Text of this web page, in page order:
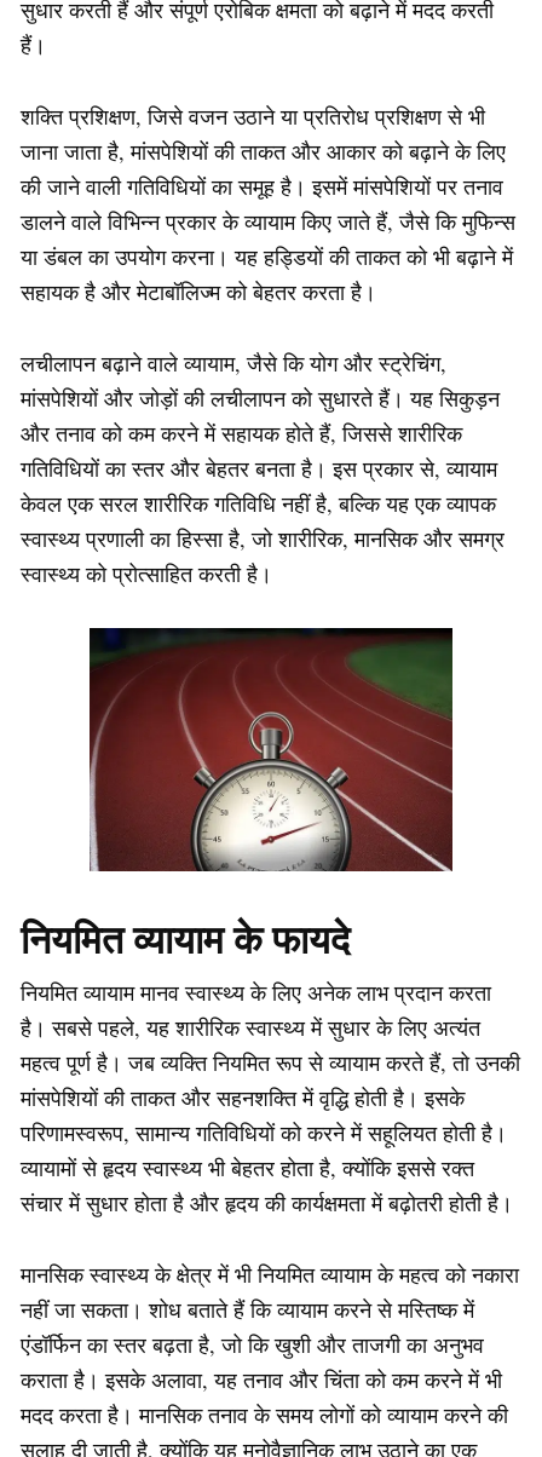
सुधार करती हैं और संपूर्ण एरोबिक क्षमता को बढ़ाने में मदद करती
हैं।
शक्ति प्रशिक्षण, जिसे वजन उठाने या प्रतिरोध प्रशिक्षण से भी
जाना जाता है, मांसपेशियों की ताकत और आकार को बढ़ाने के लिए
की जाने वाली गतिविधियों का समूह है। इसमें मांसपेशियों पर तनाव
डालने वाले विभिन्न प्रकार के व्यायाम किए जाते हैं, जैसे कि मुफिन्स
या डंबल का उपयोग करना। यह हड्डियों की ताकत को भी बढ़ाने में
सहायक है और मेटाबॉलिज्म को बेहतर करता है।
लचीलापन बढ़ाने वाले व्यायाम, जैसे कि योग और स्ट्रेचिंग,
मांसपेशियों और जोड़ों की लचीलापन को सुधारते हैं। यह सिकुड़न
और तनाव को कम करने में सहायक होते हैं, जिससे शारीरिक
गतिविधियों का स्तर और बेहतर बनता है। इस प्रकार से, व्यायाम
केवल एक सरल शारीरिक गतिविधि नहीं है, बल्कि यह एक व्यापक
स्वास्थ्य प्रणाली का हिस्सा है, जो शारीरिक, मानसिक और समग्र
स्वास्थ्य को प्रोत्साहित करती है।
नियमित व्यायाम के फायदे
नियमित व्यायाम मानव स्वास्थ्य के लिए अनेक लाभ प्रदान करता
है। सबसे पहले, यह शारीरिक स्वास्थ्य में सुधार के लिए अत्यंत
महत्व पूर्ण है। जब व्यक्ति नियमित रूप से व्यायाम करते हैं, तो उनकी
मांसपेशियों की ताकत और सहनशक्ति में वृद्धि होती है। इसके
परिणामस्वरूप, सामान्य गतिविधियों को करने में सहूलियत होती है।
व्यायामों से हृदय स्वास्थ्य भी बेहतर होता है, क्योंकि इससे रक्त
संचार में सुधार होता है और हृदय की कार्यक्षमता में बढ़ोतरी होती है।
मानसिक स्वास्थ्य के क्षेत्र में भी नियमित व्यायाम के महत्व को नकारा
नहीं जा सकता। शोध बताते हैं कि व्यायाम करने से मस्तिष्क में
एंडॉर्फिन का स्तर बढ़ता है, जो कि खुशी और ताजगी का अनुभव
कराता है। इसके अलावा, यह तनाव और चिंता को कम करने में भी
मदद करता है। मानसिक तनाव के समय लोगों को व्यायाम करने की
सलाह दी जाती है, क्योंकि यह मनोवैज्ञानिक लाभ उठाने का एक